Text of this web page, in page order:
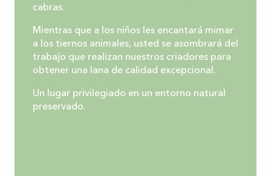
cabras.
Mientras que a los niños les encantará mimar
a los tiernos animales, usted se asombrará del
trabajo que realizan nuestros criadores para
obtener una lana de calidad excepcional.
Un lugar privilegiado en un entorno natural
preservado.